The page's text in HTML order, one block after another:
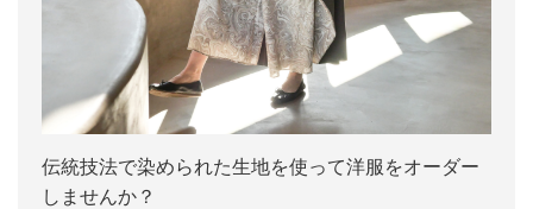
伝統技法で染められた生地を使って洋服をオーダー
しませんか？